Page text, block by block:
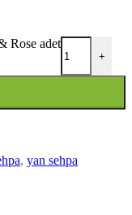
Rose adet
+
, yan sehpa